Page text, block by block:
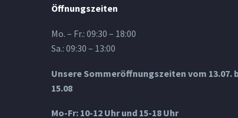
Öffnungszeiten
Mo. – Fr.: 09:30 – 18:00
Sa.: 09:30 – 13:00
Unsere Sommeröffnungszeiten vom 13.07.
15.08
Mo-Fr: 10-12 Uhr und 15-18 Uhr